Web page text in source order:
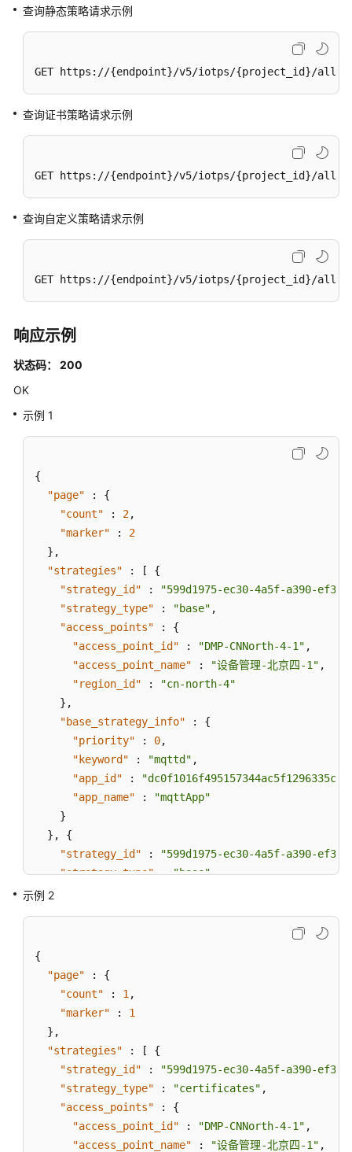
查询静态策略请求示例
GET https://{endpoint}/v5/iotps/{project_id}/
查询证书策略请求示例
GET https://{endpoint}/v5/iotps/{project_id}/
查询自定义策略请求示例
GET https://{endpoint}/v5/iotps/{project_id}/
响应示例
状态码： 200
OK
示例 1
{
"page"
:
{
"count"
: 2,
"marker"
:
2
} ,
"strategies"
: [
{
"strategy_id"
:
"599d1975-ec30-4a5f-a390-
"strategy_type"
: "base" ,
"access_points"
:
{
"access_point_id"
: "DMP-CNNorth-4-1" ,
"access_point_name"
: "设备管理-北京四-1" ,
"region_id"
:
"cn-north-4"
} ,
"base_strategy_info"
:
{
"priority"
: 0,
"keyword"
: "mqttd" ,
"app_id"
:
"app_name"
:
"mqttApp"
}
} ,
{
"strategy_id"
:
"599d1975-ec30-4a5f-a390-
"strategy_type" : "base",
"设备管理-北京四-1"
,
示例 2
{
"page"
:
{
"count"
: 1 ,
"marker"
:
1
} ,
"strategies"
: [
{
"strategy_id"
:
"599d1975-ec30-4a5f-a390-
"strategy_type"
: "certificates" ,
"access_points"
:
{
"access_point_id"
: "DMP-CNNorth-4-1" ,
"access_point_name"
: "设备管理-北京四-1" ,